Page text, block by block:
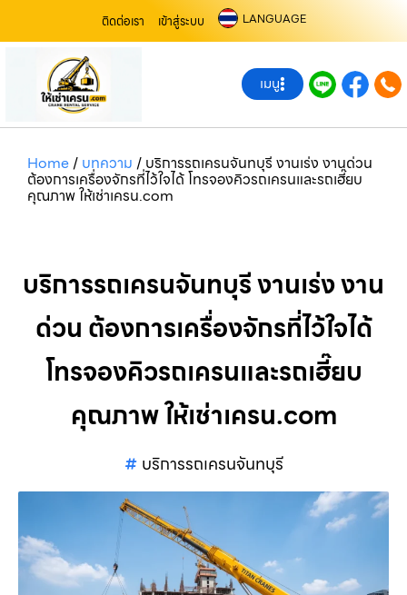
ติดต่อเรา เข้าสู่ระบบ LANGUAGE
เมนู
Home/ บทความ / บริการรถเครนจันทบุรี งานเร่ง งานด่วน
ต้องการเครื่องจักรที่ไว้ใจได้ โทรจองคิวรถเครนและรถเฮี๊ยบ
คุณภาพ ให้เช่าเครน.com
บริการรถเครนจันทบุรี งานเร่ง งาน
ด่วน ต้องการเครื่องจักรที่ไว้ใจได้
โทรจองคิวรถเครนและรถเฮี๊ยบ
คุณภาพ ให้เช่าเครน.com
บริการรถเครนจันทบุรี